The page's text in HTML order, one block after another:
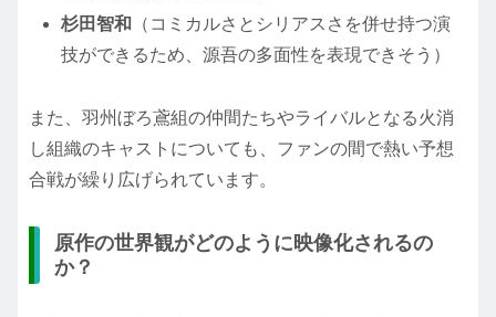
杉田智和
（コミカルさとシリアスさを併せ持つ演
技ができるため、源吾の多面性を表現できそう）
また、羽州ぼろ鳶組の仲間たちやライバルとなる火消
し組織のキャストについても、ファンの間で熱い予想
合戦が繰り広げられています。
原作の世界観がどのように映像化されるの
か？